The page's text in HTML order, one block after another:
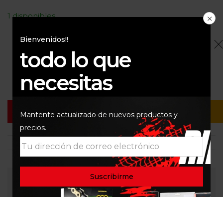
1 disponibles
$1.300.000
1 disponibles
Añadir Al Carrito Buy Now
Bienvenidos!!
todo lo que
necesitas
Mantente actualizado de nuevos productos y
precios.